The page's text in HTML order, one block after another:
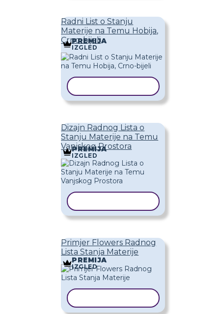
Radni List o Stanju
Materije na Temu Hobija,
Crno-bijeli
PREMIJA
IZGLED
Dizajn Radnog Lista o
Stanju Materije na Temu
Vanjskog Prostora
PREMIJA
IZGLED
Primjer Flowers Radnog
Lista Stanja Materije
PREMIJA
IZGLED